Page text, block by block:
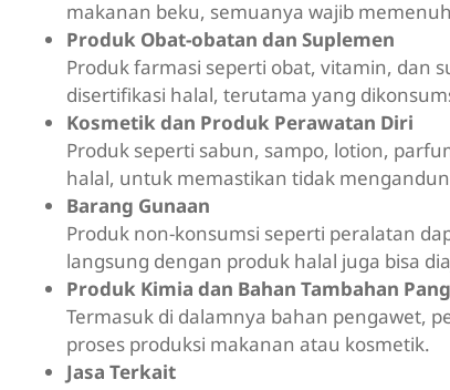
makanan beku, semuanya wajib
Produk Obat-obatan dan Suplemen
Produk farmasi seperti obat, vitamin, dan
disertifikasi halal, terutama yang
Kosmetik dan Produk Perawatan Diri
Produk seperti sabun, sampo, lotion,
halal, untuk memastikan tidak
Barang Gunaan
Produk non-konsumsi seperti peralatan
langsung dengan produk halal juga bisa
Produk Kimia dan Bahan Tambahan
Termasuk di dalamnya bahan pengawet,
proses produksi makanan atau kosmetik.
Jasa Terkait